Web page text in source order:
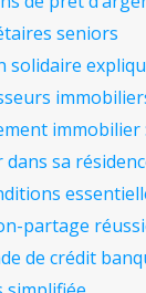
seniors
solidaire
dans sa
partage
de crédit